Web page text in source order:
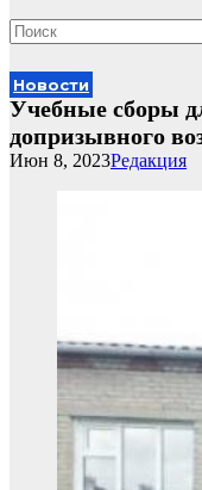
Новости
Учебные сборы
допризывного
Редакция
Июн 8, 2023